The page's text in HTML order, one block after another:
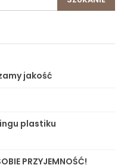
jakość
plastiku
PRZYJEMNOŚĆ!